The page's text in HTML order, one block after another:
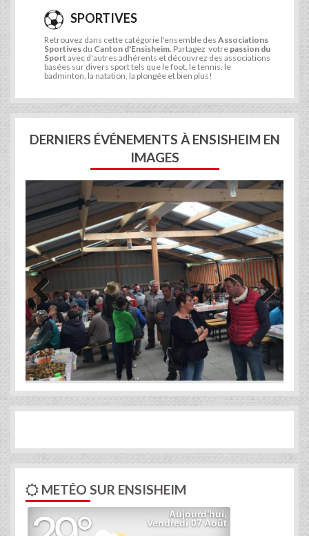
SPORTIVES
Retrouvez dans cette catégorie l'ensemble des Associations
Sportives du Canton d'Ensisheim . Partagez votre passion du
Sport avec d'autres adhérents et découvrez des associations
basées sur divers sport tels que le foot, le tennis, le
badminton, la natation, la plongée et bien plus!
DERNIERS ÉVÉNEMENTS À ENSISHEIM EN
IMAGES
Previous Next
METÉO SUR ENSISHEIM